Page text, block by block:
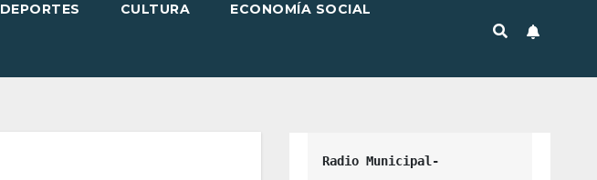
DEPORTES CULTURA ECONOMÍA SOCIAL
Radio Municipal-